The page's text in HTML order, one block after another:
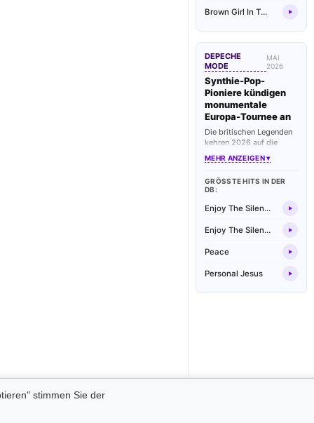
Brown Girl In The Ring
DEPECHE
MODE
MAI
2026
Synthie-Pop-
Pioniere kündigen
monumentale
Europa-Tournee an
Die britischen Legenden
kehren 2026 auf die
großen europäischen
Bühnen zurück. Fans
spektakuläre Liveshow
mit allen Klassikern und
neuen Synthie-Hymnen
freuen.
MEHR ANZEIGEN ▾
GRÖSSTE HITS IN DER D
B:
Enjoy The Silence
Enjoy The Silence
Peace
Personal Jesus
stimmen Sie der